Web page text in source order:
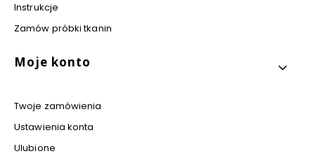
Instrukcje
Zamów próbki tkanin
Moje konto
Twoje zamówienia
Ustawienia konta
Ulubione